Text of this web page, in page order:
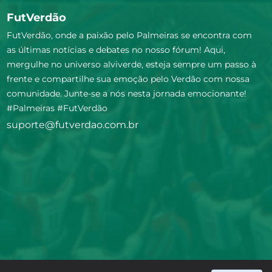
FutVerdão
FutVerdão, onde a paixão pelo Palmeiras se encontra com
as últimas notícias e debates no nosso fórum! Aqui,
mergulhe no universo alviverde, esteja sempre um passo à
frente e compartilhe sua emoção pelo Verdão com nossa
comunidade. Junte-se a nós nesta jornada emocionante!
#Palmeiras #FutVerdão
suporte@futverdao.com.br